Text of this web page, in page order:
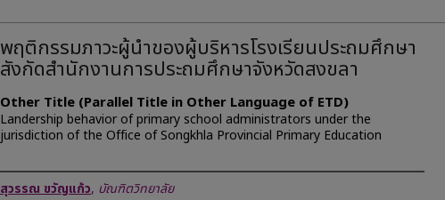
พฤติกรรมภาวะผู้นำของผู้บริหารโรงเรียนประถมศึกษา
สังกัดสำนักงานการประถมศึกษาจังหวัดสงขลา
Other Title (Parallel Title in Other Language of ETD)
Landership behavior of primary school administrators under the
jurisdiction of the Office of Songkhla Provincial Primary Education
Author
สุวรรณ ขวัญแก้ว, บัณฑิตวิทยาลัย